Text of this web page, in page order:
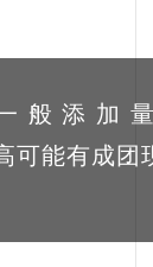
般添加
可能有成团